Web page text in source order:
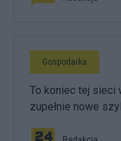
Gospodarka
To koniec tej sieci
zupełnie nowe